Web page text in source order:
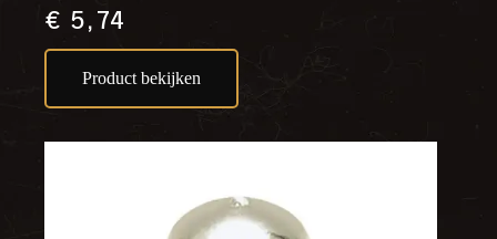
€5,74
Product bekijken